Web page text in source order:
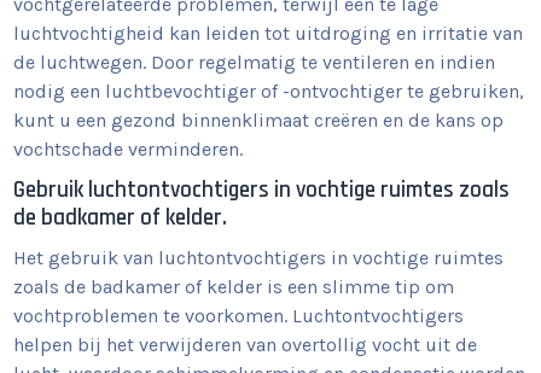
luchtvochtigheid kan leiden tot uitdroging en irritatie van
de luchtwegen. Door regelmatig te ventileren en indien
nodig een luchtbevochtiger of -ontvochtiger te gebruiken,
kunt u een gezond binnenklimaat creëren en de kans op
vochtschade verminderen.
Gebruik luchtontvochtigers in vochtige ruimtes zoals
de badkamer of kelder.
Het gebruik van luchtontvochtigers in vochtige ruimtes
zoals de badkamer of kelder is een slimme tip om
vochtproblemen te voorkomen. Luchtontvochtigers
helpen bij het verwijderen van overtollig vocht uit de